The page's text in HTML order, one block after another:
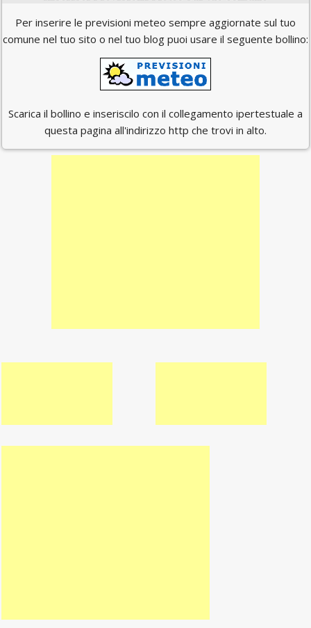
Per inserire le previsioni meteo sempre aggiornate sul tuo
comune nel tuo sito o nel tuo blog puoi usare il seguente bollino:
Scarica il bollino e inseriscilo con il collegamento ipertestuale a
questa pagina all'indirizzo http che trovi in alto.